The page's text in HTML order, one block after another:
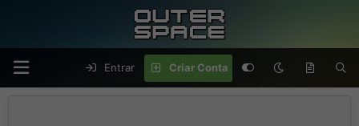
Entrar Criar Conta